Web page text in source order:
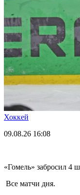
Хоккей
09.08.26 16:08
«Гомель» забросил 4
Все матчи дня.